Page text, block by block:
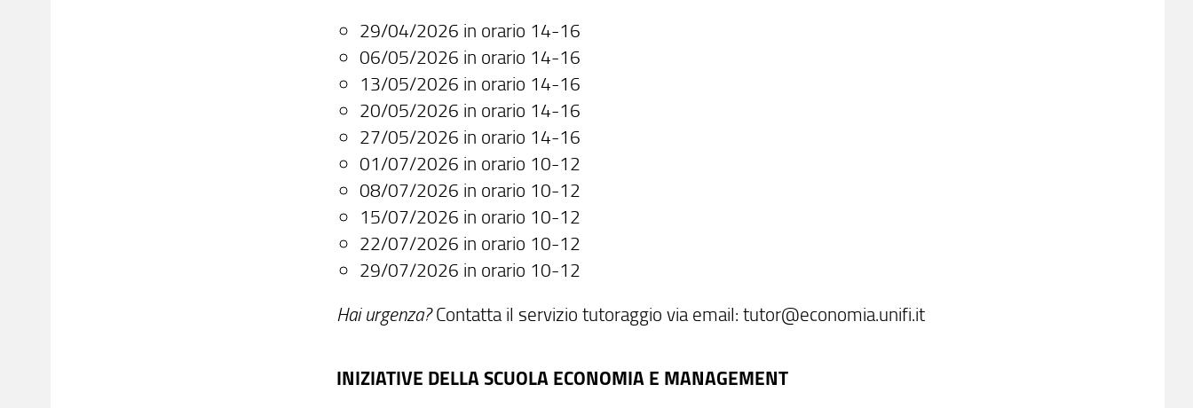
29/04/2026 in orario 14-16
06/05/2026 in orario 14-16
13/05/2026 in orario 14-16
20/05/2026 in orario 14-16
27/05/2026 in orario 14-16
01/07/2026 in orario 10-12
08/07/2026 in orario 10-12
15/07/2026 in orario 10-12
22/07/2026 in orario 10-12
29/07/2026 in orario 10-12
Hai urgenza? Contatta il servizio tutoraggio via email: tutor@economia.unifi.it
INIZIATIVE DELLA SCUOLA ECONOMIA E MANAGEMENT